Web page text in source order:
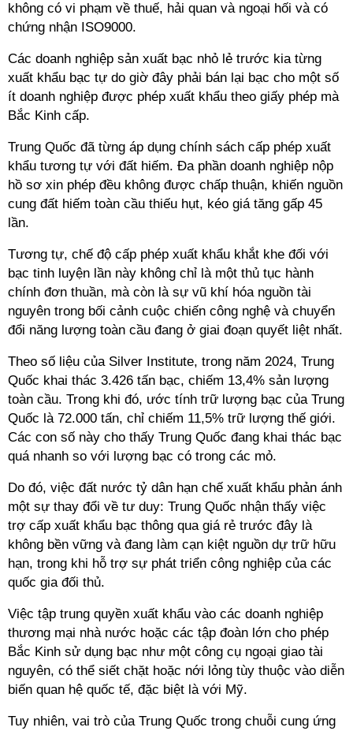
không có vi phạm về thuế, hải quan và ngoại hối và có
chứng nhận ISO9000.
Các doanh nghiệp sản xuất bạc nhỏ lẻ trước kia từng
xuất khẩu bạc tự do giờ đây phải bán lại bạc cho một số
ít doanh nghiệp được phép xuất khẩu theo giấy phép mà
Bắc Kinh cấp.
Trung Quốc đã từng áp dụng chính sách cấp phép xuất
khẩu tương tự với đất hiếm. Đa phần doanh nghiệp nộp
hồ sơ xin phép đều không được chấp thuận, khiến nguồn
cung đất hiếm toàn cầu thiếu hụt, kéo giá tăng gấp 45
lần.
Tương tự, chế độ cấp phép xuất khẩu khắt khe đối với
bạc tinh luyện lần này không chỉ là một thủ tục hành
chính đơn thuần, mà còn là sự vũ khí hóa nguồn tài
nguyên trong bối cảnh cuộc chiến công nghệ và chuyển
đổi năng lượng toàn cầu đang ở giai đoạn quyết liệt nhất.
Theo số liệu của Silver Institute, trong năm 2024, Trung
Quốc khai thác 3.426 tấn bạc, chiếm 13,4% sản lượng
toàn cầu. Trong khi đó, ước tính trữ lượng bạc của Trung
Quốc là 72.000 tấn, chỉ chiếm 11,5% trữ lượng thế giới.
Các con số này cho thấy Trung Quốc đang khai thác bạc
quá nhanh so với lượng bạc có trong các mỏ.
Do đó, việc đất nước tỷ dân hạn chế xuất khẩu phản ánh
một sự thay đổi về tư duy: Trung Quốc nhận thấy việc
trợ cấp xuất khẩu bạc thông qua giá rẻ trước đây là
không bền vững và đang làm cạn kiệt nguồn dự trữ hữu
hạn, trong khi hỗ trợ sự phát triển công nghiệp của các
quốc gia đối thủ.
Việc tập trung quyền xuất khẩu vào các doanh nghiệp
thương mại nhà nước hoặc các tập đoàn lớn cho phép
Bắc Kinh sử dụng bạc như một công cụ ngoại giao tài
nguyên, có thể siết chặt hoặc nới lỏng tùy thuộc vào diễn
biến quan hệ quốc tế, đặc biệt là với Mỹ.
Tuy nhiên, vai trò của Trung Quốc trong chuỗi cung ứng